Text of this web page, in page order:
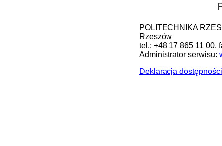
POLITECHNIKA
Rzeszów
tel.: +48 17 865 11 00,
Administrator serwisu:
Deklaracja dostępności